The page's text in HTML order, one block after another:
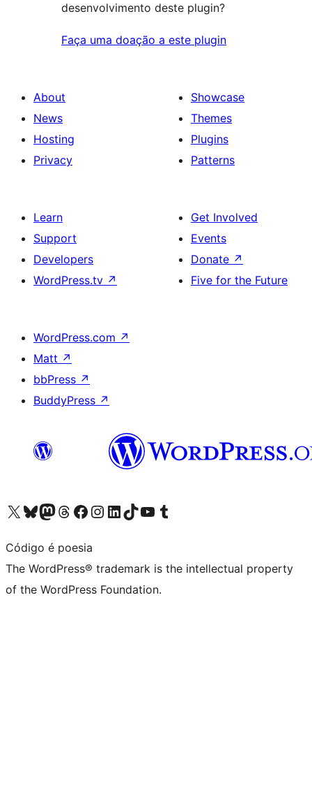
desenvolvimento deste plugin?
Faça uma doação a este plugin
About
News
Hosting
Privacy
Showcase
Themes
Plugins
Patterns
Learn
Support
Developers
WordPress.tv ↗
Get Involved
Events
Donate ↗
Five for the Future
WordPress.com ↗
Matt ↗
bbPress ↗
BuddyPress ↗
Visit our X (formerly Twitter) account
Visit our Bluesky account
Visit our Mastodon account
Visit our Threads account
Visit our Facebook page
Visit our Instagram account
Visit our LinkedIn account
Visit our TikTok account
Visit our YouTube channel
Visit our Tumblr account
Código é poesia
The WordPress® trademark is the intellectual property
of the WordPress Foundation.